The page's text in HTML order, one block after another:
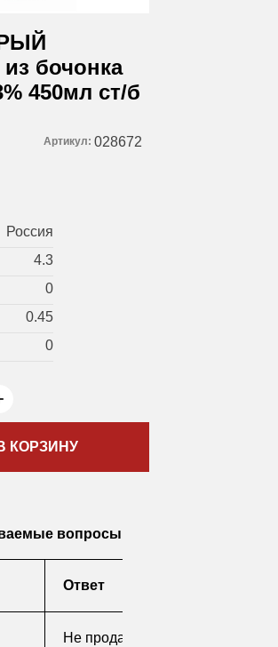
бочонка
450мл ст/б
Артикул: 028672
Россия
4.3
0
0.45
0
КОРЗИНУ
вопросы
Ответ
Не продаем алкоголь